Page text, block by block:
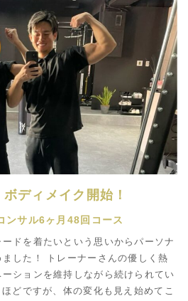
ディメイク開始！
ンサル6ヶ月48回コース
ドを着たいという思いからパーソナ
した！ トレーナーさんの優しく熱
ションを維持しながら続けられてい
どですが、体の変化も見え始めてこ